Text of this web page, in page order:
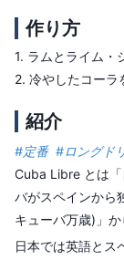
作り方
1. ラムとライム・
2. 冷やしたコーラ
紹介
#定番 #ロングド
Cuba Libre とは「
バがスペインから
キューバ万歳)」か
日本では英語とス